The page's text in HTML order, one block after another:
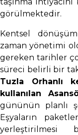
görülmektedir.
Kentsel
zaman yönetimi
gereken tarihler
süreci belirli bir
Tuzla Orhanlı
kullanılan
gününün planlı
Eşyaların